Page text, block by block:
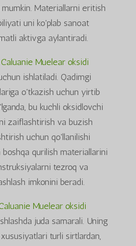
Materiallarni eritish
uni ko'plab sanoat
aktivga aylantiradi.
Caluanie Muelear oksidi
ishlatiladi. Qadimgi
o'tkazish uchun yirtib
bu kuchli oksidlovchi
zaiflashtirish va buzish
uchun qo'llanilishi
boshqa qurilish materiallarini
tezroq va
imkonini beradi.
Muelear oksidi
juda samarali. Uning
turli sirtlardan,